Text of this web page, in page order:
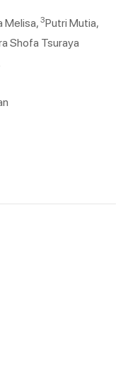
Melisa,3Putri Mutia,
Shofa Tsuraya